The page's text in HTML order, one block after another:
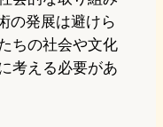
の発展は避けら
ちの社会や文化
考える必要があ